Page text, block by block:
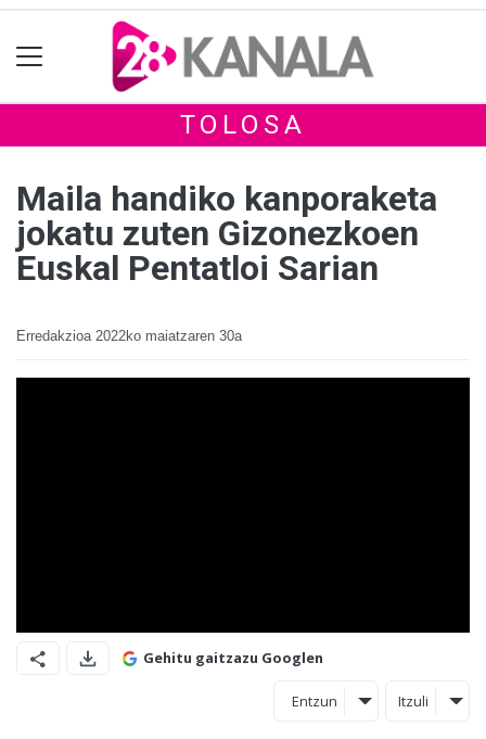
TOLOSA
Maila handiko kanporaketa
jokatu zuten Gizonezkoen
Euskal Pentatloi Sarian
Erredakzioa 2022ko maiatzaren 30a
Gehitu gaitzazu Googlen
Entzun Itzuli